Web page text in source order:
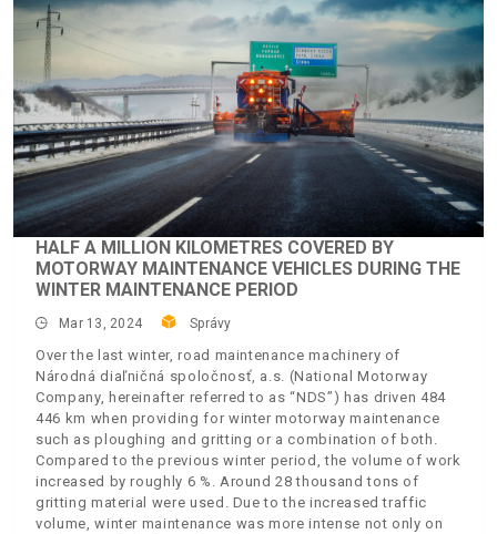
HALF A MILLION KILOMETRES COVERED BY
MOTORWAY MAINTENANCE VEHICLES DURING THE
WINTER MAINTENANCE PERIOD
Mar 13, 2024 Správy
Over the last winter, road maintenance machinery of
Národná diaľničná spoločnosť, a.s. (National Motorway
Company, hereinafter referred to as “NDS”) has driven 484
446 km when providing for winter motorway maintenance
such as ploughing and gritting or a combination of both.
Compared to the previous winter period, the volume of work
increased by roughly 6 %. Around 28 thousand tons of
gritting material were used. Due to the increased traffic
volume, winter maintenance was more intense not only on